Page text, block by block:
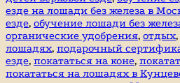
езде на лошади без железа в
езде, обучение лошади без
органические удобрения, отдых,
лошадях, подарочный
езде, покататься на коне,
покататься на лошадях в